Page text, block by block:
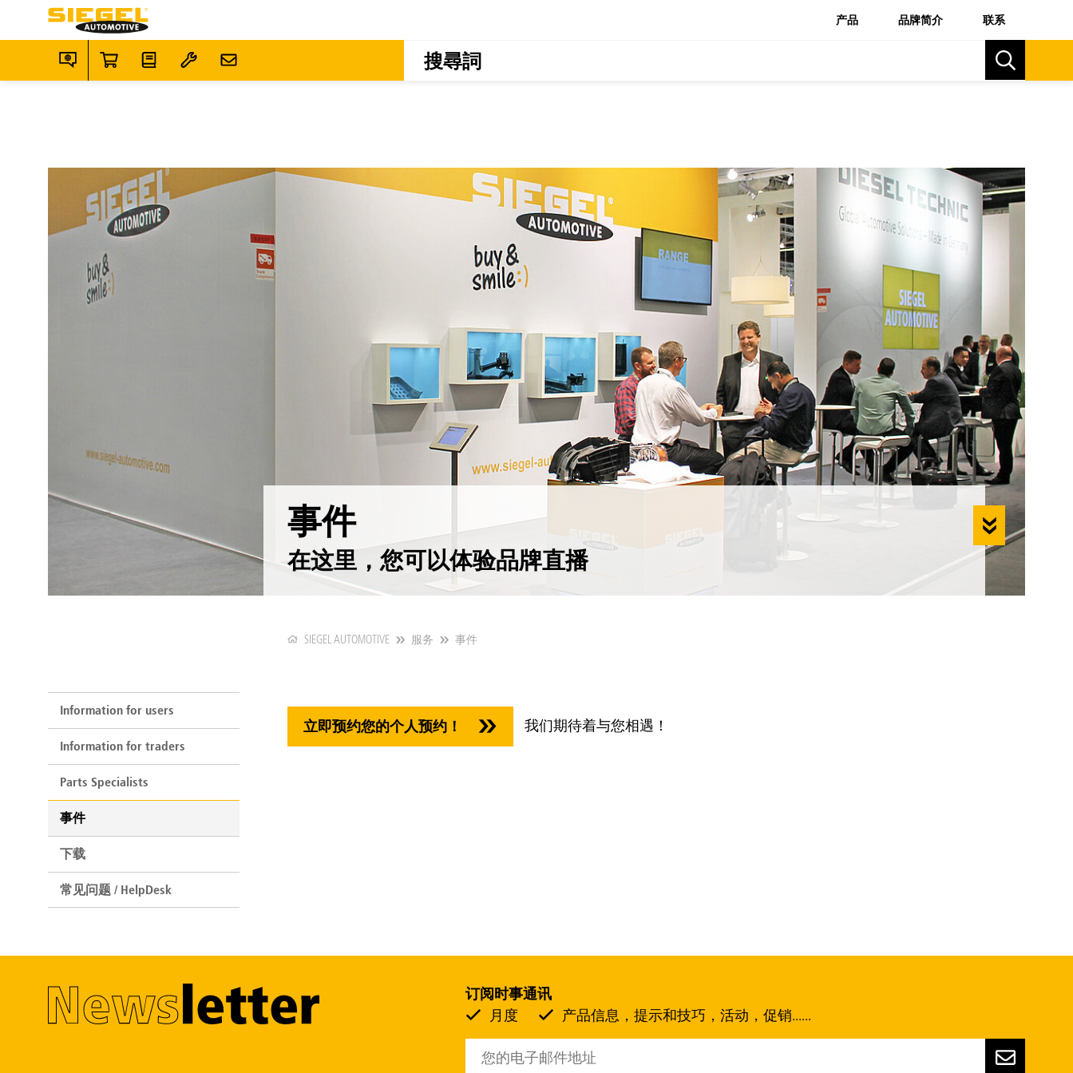
产品 品牌简介 联系
事件
在这里，您可以体验品牌直播
SIEGEL AUTOMOTIVE 服务 事件
立即预约您的个人预约！ 我们期待着与您相遇！
Information for users
Information for traders
Parts Specialists
事件
下载
常见问题 / HelpDesk
订阅时事通讯
月度
产品信息，提示和技巧，活动，促销......